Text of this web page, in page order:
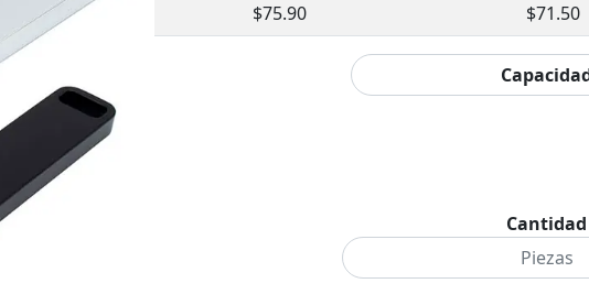
$75.90
$71.50
Cantidad